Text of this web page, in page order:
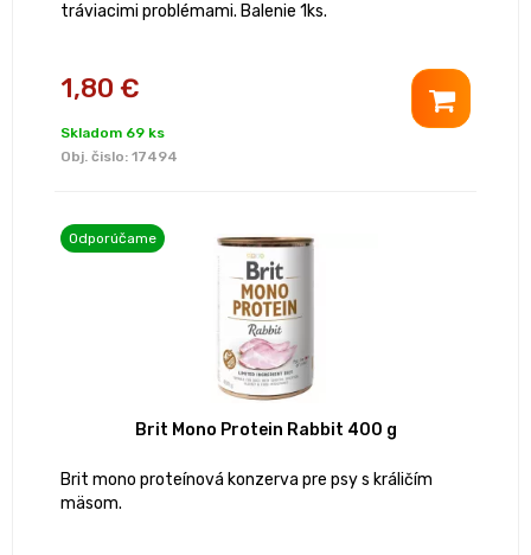
tráviacimi problémami. Balenie 1ks.
1,80 €
Skladom 69 ks
Obj. čislo: 17494
Odporúčame
Brit Mono Protein Rabbit 400 g
Brit mono proteínová konzerva pre psy s králičím
mäsom.